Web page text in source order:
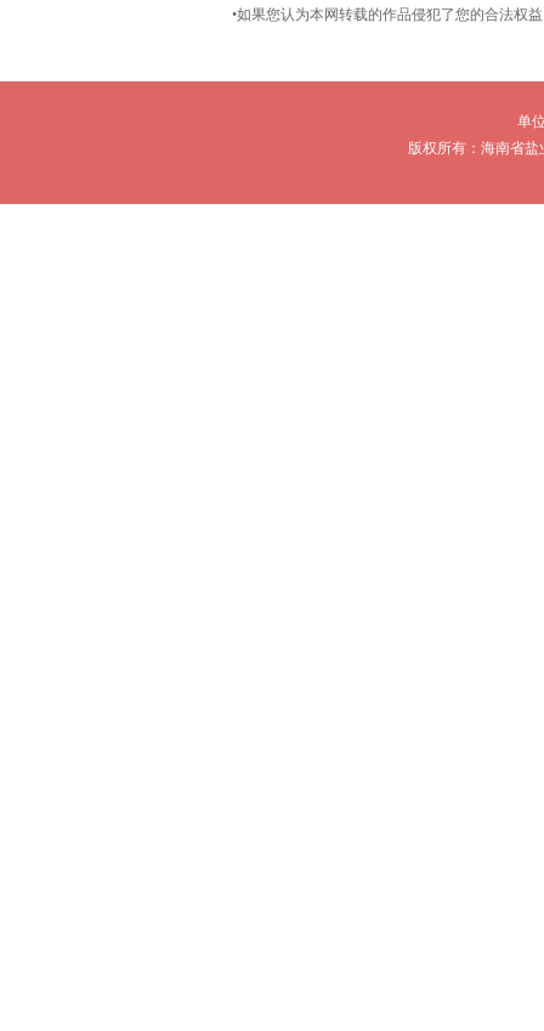
•如果您认为本网转载的作品侵犯了您的合法权
单
版权所有：海南省